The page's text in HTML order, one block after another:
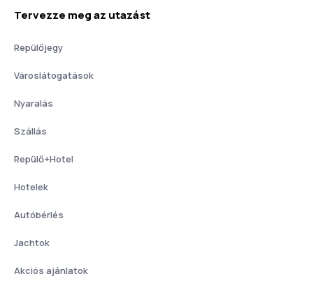
Tervezze meg az utazást
Repülőjegy
Városlátogatások
Nyaralás
Szállás
Repülő+Hotel
Hotelek
Autóbérlés
Jachtok
Akciós ajánlatok